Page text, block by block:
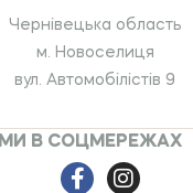
Чернівецька область
м. Новоселиця
вул. Автомобілістів 9
МИ В СОЦМЕРЕЖАХ